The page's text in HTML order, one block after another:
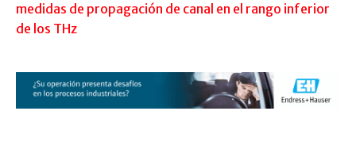
medidas de propagación de canal en el rango inferior
de los THz